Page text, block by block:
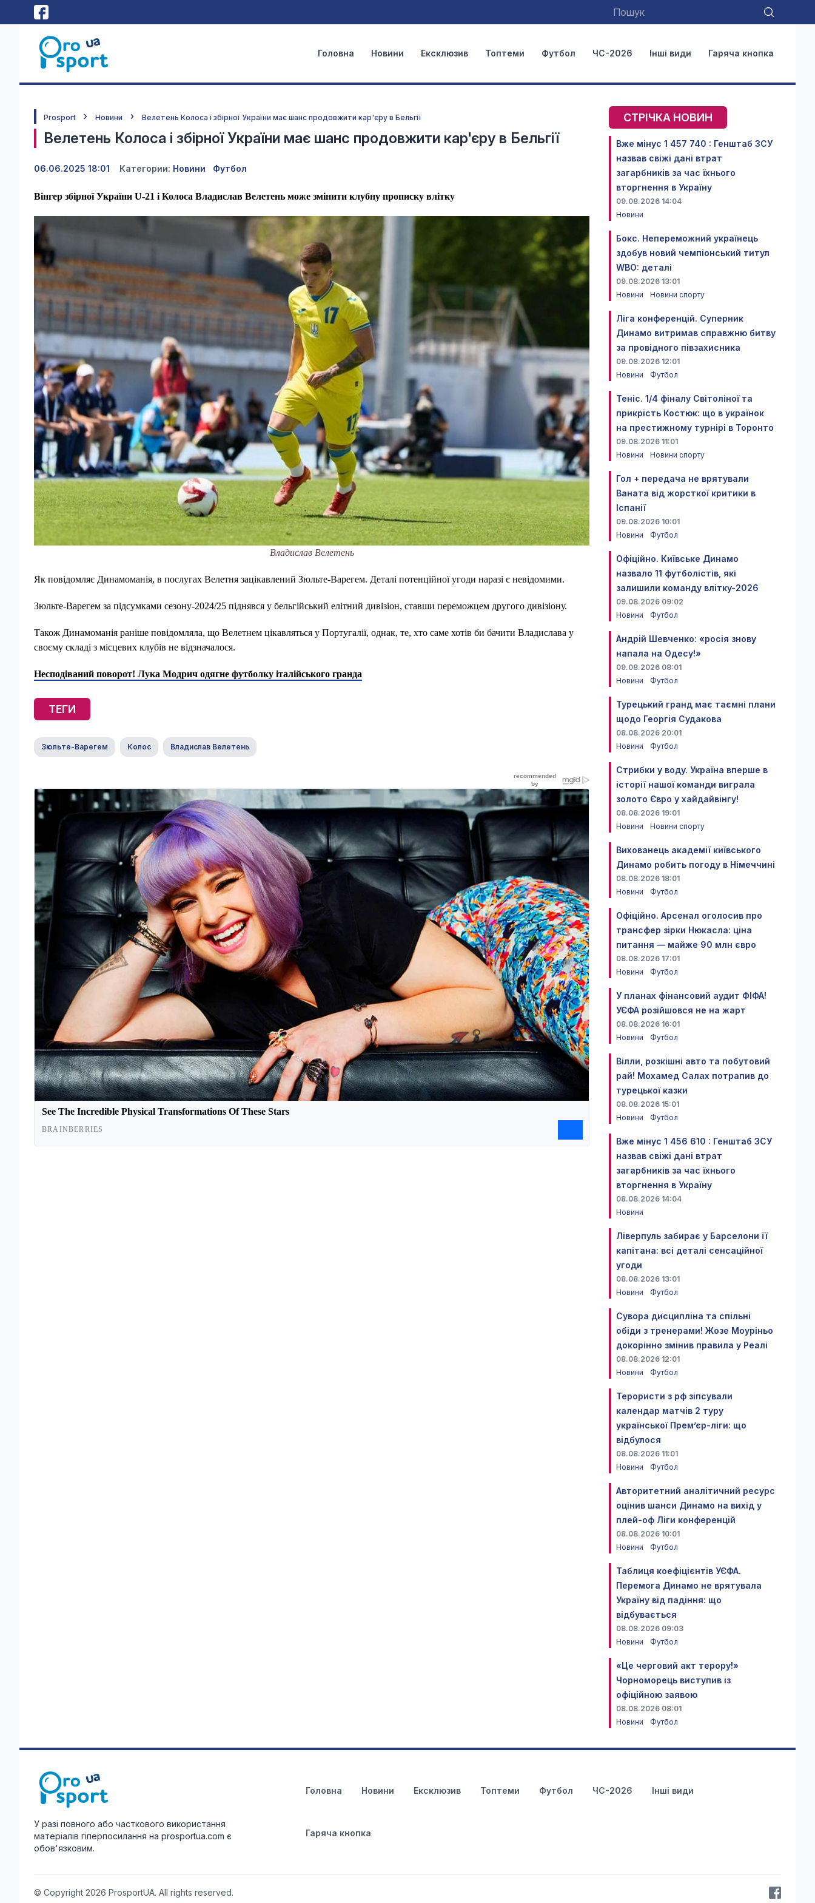
Головна Новини Ексклюзив Топтеми Футбол ЧС-2026 Інші види Гаряча кнопка
Prosport Новини Велетень Колоса і збірної України має шанс продовжити кар'єру в Бельгії
Велетень Колоса і збірної України має шанс продовжити кар'єру в Бельгії
06.06.2025 18:01 Категории: Новини Футбол
Вінгер збірної України U-21 і Колоса Владислав Велетень може змінити клубну прописку влітку
Владислав Велетень
Як повідомляє Динамоманія, в послугах Велетня зацікавлений Зюльте-Варегем. Деталі потенційної угоди наразі є невідомими.
Зюльте-Варегем за підсумками сезону-2024/25 піднявся у бельгійський елітний дивізіон, ставши переможцем другого дивізіону.
Також Динамоманія раніше повідомляла, що Велетнем цікавляться у Португалії, однак, те, хто саме хотів би бачити Владислава у
своєму складі з місцевих клубів не відзначалося.
Несподіваний поворот! Лука Модрич одягне футболку італійського гранда
ТЕГИ
Зюльте-Варегем Колос Владислав Велетень
СТРІЧКА НОВИН
Вже мінус 1 457 740 : Генштаб ЗСУ
назвав свіжі дані втрат
загарбників за час їхнього
вторгнення в Україну
09.08.2026 14:04
Новини
Бокс. Непереможний українець
здобув новий чемпіонський титул
WBO: деталі
09.08.2026 13:01
Новини
Новини спорту
Ліга конференцій. Суперник
Динамо витримав справжню битву
за провідного півзахисника
09.08.2026 12:01
Новини
Футбол
Теніс. 1/4 фіналу Світоліної та
прикрість Костюк: що в українок
на престижному турнірі в Торонто
09.08.2026 11:01
Новини
Новини спорту
Гол + передача не врятували
Ваната від жорсткої критики в
Іспанії
09.08.2026 10:01
Новини
Футбол
Офіційно. Київське Динамо
назвало 11 футболістів, які
залишили команду влітку-2026
09.08.2026 09:02
Новини
Футбол
Андрій Шевченко: «росія знову
напала на Одесу!»
09.08.2026 08:01
Новини
Футбол
Турецький гранд має таємні плани
щодо Георгія Судакова
08.08.2026 20:01
Новини
Футбол
Стрибки у воду. Україна вперше в
історії нашої команди виграла
золото Євро у хайдайвінгу!
08.08.2026 19:01
Новини
Новини спорту
Вихованець академії київського
Динамо робить погоду в Німеччині
08.08.2026 18:01
Новини
Футбол
Офіційно. Арсенал оголосив про
трансфер зірки Нюкасла: ціна
питання — майже 90 млн євро
08.08.2026 17:01
Новини
Футбол
У планах фінансовий аудит ФІФА!
УЄФА розійшовся не на жарт
08.08.2026 16:01
Новини
Футбол
Вілли, розкішні авто та побутовий
рай! Мохамед Салах потрапив до
турецької казки
08.08.2026 15:01
Новини
Футбол
Вже мінус 1 456 610 : Генштаб ЗСУ
назвав свіжі дані втрат
загарбників за час їхнього
вторгнення в Україну
08.08.2026 14:04
Новини
Ліверпуль забирає у Барселони її
капітана: всі деталі сенсаційної
угоди
08.08.2026 13:01
Новини
Футбол
Сувора дисципліна та спільні
обіди з тренерами! Жозе Моуріньо
докорінно змінив правила у Реалі
08.08.2026 12:01
Новини
Футбол
Терористи з рф зіпсували
календар матчів 2 туру
української Прем’єр-ліги: що
відбулося
08.08.2026 11:01
Новини
Футбол
Авторитетний аналітичний ресурс
оцінив шанси Динамо на вихід у
плей-оф Ліги конференцій
08.08.2026 10:01
Новини
Футбол
Таблиця коефіцієнтів УЄФА.
Перемога Динамо не врятувала
Україну від падіння: що
відбувається
08.08.2026 09:03
Новини
Футбол
«Це черговий акт терору!»
Чорноморець виступив із
офіційною заявою
08.08.2026 08:01
Новини
Футбол
У разі повного або часткового використання
матеріалів гіперпосилання на prosportua.com є
обов'язковим.
Головна Новини Ексклюзив Топтеми Футбол ЧС-2026 Інші види
Гаряча кнопка
© Copyright 2026 ProsportUA. All rights reserved.